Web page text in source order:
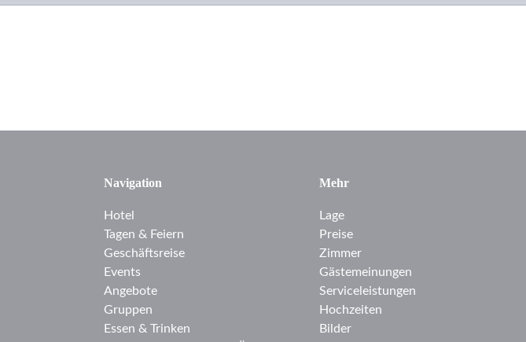
Navigation
Hotel
Tagen & Feiern
Geschäftsreise
Events
Angebote
Gruppen
Essen & Trinken
Mehr
Lage
Preise
Zimmer
Gästemeinungen
Serviceleistungen
Hochzeiten
Bilder